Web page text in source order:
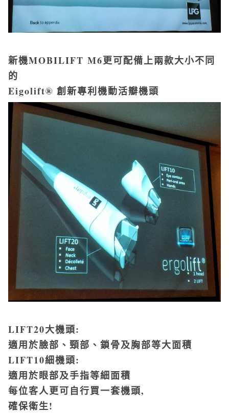
新機MOBILIFT M6更可配備上兩款大小不同
的
Eigolift® 創新專利機動活瓣機頭
LIFT20大機頭:
適用於臉部、頸部、鎖骨及胸部等大面積
LIFT10細機頭:
適用於眼部及手指等細面積
每位客人更可自行買一套機頭,
確保衛生!